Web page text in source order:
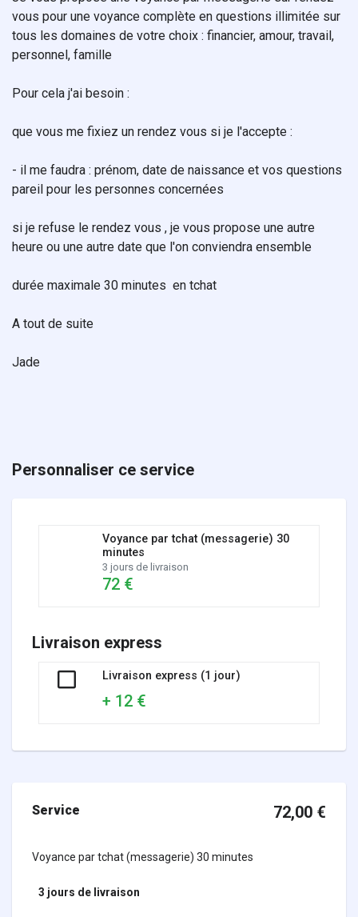
vous pour une voyance complète en questions illimitée sur
tous les domaines de votre choix : financier, amour, travail,
personnel, famille
Pour cela j'ai besoin :
que vous me fixiez un rendez vous si je l'accepte :
- il me faudra : prénom, date de naissance et vos questions
pareil pour les personnes concernées
si je refuse le rendez vous , je vous propose une autre
heure ou une autre date que l'on conviendra ensemble
durée maximale 30 minutes en tchat
A tout de suite
Jade
Personnaliser ce service
Voyance par tchat (messagerie) 30
minutes
3 jours de livraison
72 €
Livraison express
Livraison express (1 jour)
+ 12 €
Service 72,00 €
Voyance par tchat (messagerie) 30 minutes
3 jours de livraison